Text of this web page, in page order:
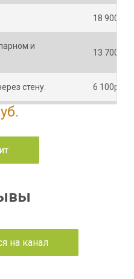
18 900р.
и
13 700р.
стену. 6 100р.
на канал